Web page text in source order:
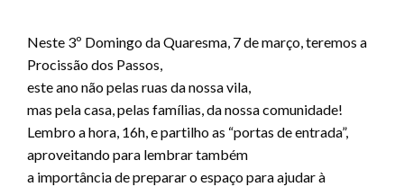
Neste 3º Domingo da Quaresma, 7 de março, teremos a
Procissão dos Passos,
este ano não pelas ruas da nossa vila,
mas pela casa, pelas famílias, da nossa comunidade!
Lembro a hora, 16h, e partilho as “portas de entrada”,
aproveitando para lembrar também
a importância de preparar o espaço para ajudar à